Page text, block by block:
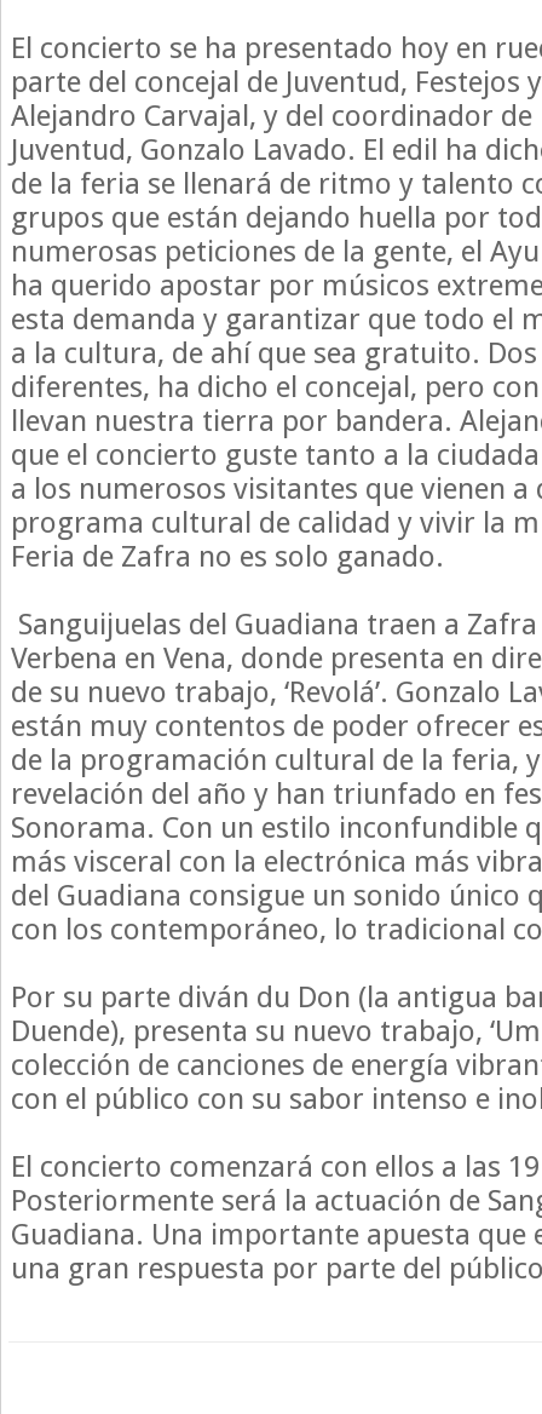
El concierto se ha presentado hoy en
parte del concejal de Juventud, Festejos
Alejandro Carvajal, y del coordinador de
Juventud, Gonzalo Lavado. El edil ha
de la feria se llenará de ritmo y talento
grupos que están dejando huella por
numerosas peticiones de la gente, el
ha querido apostar por músicos
esta demanda y garantizar que todo el
a la cultura, de ahí que sea gratuito.
diferentes, ha dicho el concejal, pero
llevan nuestra tierra por bandera.
que el concierto guste tanto a la
a los numerosos visitantes que vienen
programa cultural de calidad y vivir la
Feria de Zafra no es solo ganado.
Sanguijuelas del Guadiana traen a
Verbena en Vena, donde presenta en
de su nuevo trabajo, ‘Revolá’. Gonzalo
están muy contentos de poder ofrecer
de la programación cultural de la feria,
revelación del año y han triunfado en
Sonorama. Con un estilo inconfundible
más visceral con la electrónica más
del Guadiana consigue un sonido único
con los contemporáneo, lo tradicional
Por su parte diván du Don (la antigua
Duende), presenta su nuevo trabajo,
colección de canciones de energía
con el público con su sabor intenso e
El concierto comenzará con ellos a las
Posteriormente será la actuación de
Guadiana. Una importante apuesta que
una gran respuesta por parte del